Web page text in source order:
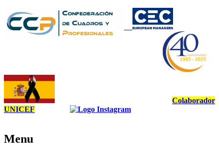
Colaborador
UNICEF
Menu